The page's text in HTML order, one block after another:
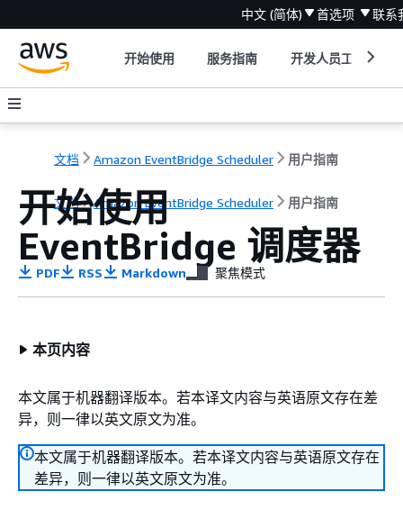
中文 (简体) 首选项 联系
开始使用 服务指南 开发人员工具
文档 Amazon EventBridge Scheduler 用户指南
文档 Amazon EventBridge Scheduler 用户指南
开始使用
EventBridge 调度器
PDF RSS Markdown 聚焦模式
本页内容
本文属于机器翻译版本。若本译文内容与英语原文存在差
异，则一律以英文原文为准。
本文属于机器翻译版本。若本译文内容与英语原文存在
差异，则一律以英文原文为准。